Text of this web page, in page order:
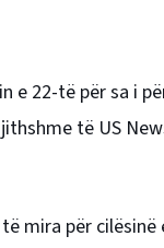
e 22-të për sa i
të US
mira për cilësinë